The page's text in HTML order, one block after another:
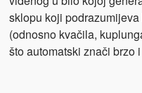
sklopu koji
(odnosno kvačila,
što automatski znači brzo